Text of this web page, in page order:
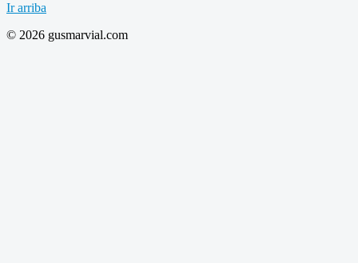
Ir arriba
© 2026 gusmarvial.com